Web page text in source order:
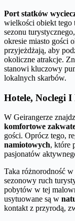
Port statków
wielkości obiekt
sezonu
okresie miasto gości
przyjeżdżają, aby
okoliczne atrakcje.
stanowi kluczowy
lokalnych skarbów.
Hotele, Noclegi
W Geirangerze
komfortowe
gości. Oprócz tego,
namiotowych, które
pasjonatów
Taka różnorodność
sezonowy ruch
pobytów w tej
usytuowane są w
kontakt z przyrodą,